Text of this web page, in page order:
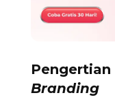
Branding